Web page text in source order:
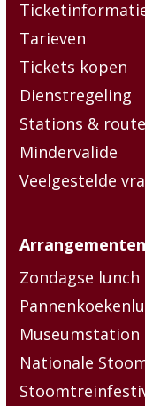
Tarieven
Tickets kopen
Dienstregeling
Stations &
Mindervalide
Veelgestelde
Zondagse lunch
Museumstation
Nationale